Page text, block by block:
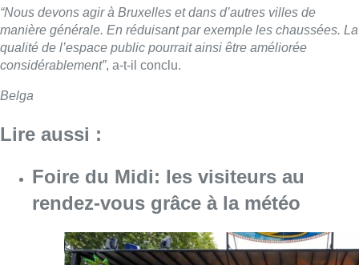
“Nous devons agir à Bruxelles et dans d’autres villes de
manière générale. En réduisant par exemple les chaussées. La
qualité de l’espace public pourrait ainsi être améliorée
considérablement”, a-t-il conclu.
Belga
Lire aussi :
Foire du Midi: les visiteurs au
rendez-vous grâce à la météo